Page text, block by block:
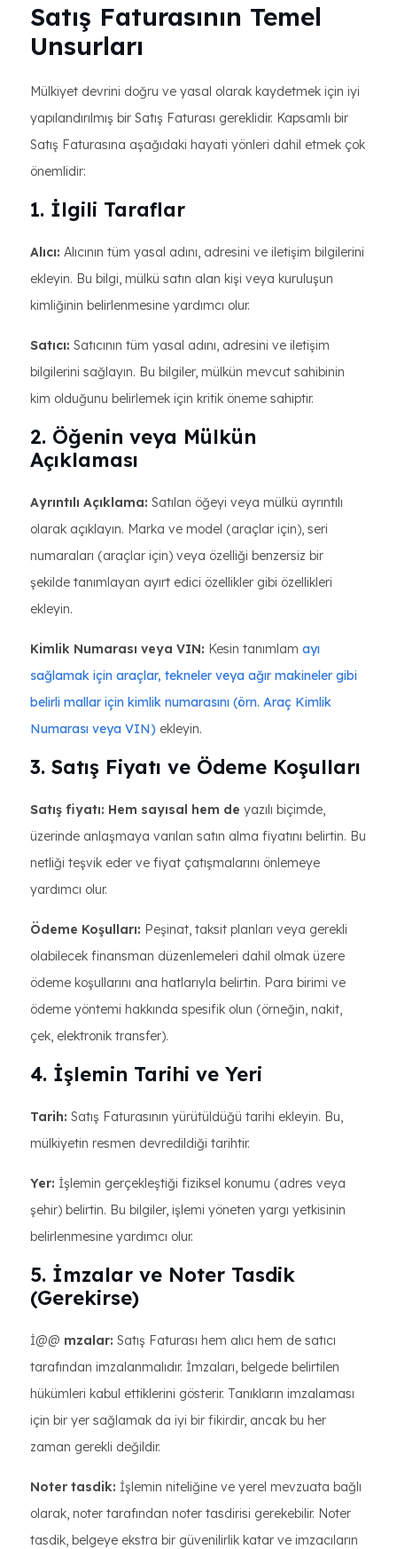
Satış Faturasının Temel
Unsurları
Mülkiyet devrini doğru ve yasal olarak kaydetmek için iyi
yapılandırılmış bir Satış Faturası gereklidir. Kapsamlı bir
Satış Faturasına aşağıdaki hayati yönleri dahil etmek çok
önemlidir:
1. İlgili Taraflar
Alıcı: Alıcının tüm yasal adını, adresini ve iletişim bilgilerini
ekleyin. Bu bilgi, mülkü satın alan kişi veya kuruluşun
kimliğinin belirlenmesine yardımcı olur.
Satıcı: Satıcının tüm yasal adını, adresini ve iletişim
bilgilerini sağlayın. Bu bilgiler, mülkün mevcut sahibinin
kim olduğunu belirlemek için kritik öneme sahiptir.
2. Öğenin veya Mülkün
Açıklaması
Ayrıntılı Açıklama: Satılan öğeyi veya mülkü ayrıntılı
olarak açıklayın. Marka ve model (araçlar için), seri
numaraları (araçlar için) veya özelliği benzersiz bir
şekilde tanımlayan ayırt edici özellikler gibi özellikleri
ekleyin.
Kimlik Numarası veya VIN: Kesin tanımlam ayı
sağlamak için araçlar, tekneler veya ağır makineler gibi
belirli mallar için kimlik numarasını (örn. Araç Kimlik
Numarası veya VIN) ekleyin.
3. Satış Fiyatı ve Ödeme Koşulları
Satış fiyatı: Hem sayısal hem de yazılı biçimde,
üzerinde anlaşmaya varılan satın alma fiyatını belirtin. Bu
netliği teşvik eder ve fiyat çatışmalarını önlemeye
yardımcı olur.
Ödeme Koşulları: Peşinat, taksit planları veya gerekli
olabilecek finansman düzenlemeleri dahil olmak üzere
ödeme koşullarını ana hatlarıyla belirtin. Para birimi ve
ödeme yöntemi hakkında spesifik olun (örneğin, nakit,
çek, elektronik transfer).
4. İşlemin Tarihi ve Yeri
Tarih: Satış Faturasının yürütüldüğü tarihi ekleyin. Bu,
mülkiyetin resmen devredildiği tarihtir.
Yer: İşlemin gerçekleştiği fiziksel konumu (adres veya
şehir) belirtin. Bu bilgiler, işlemi yöneten yargı yetkisinin
belirlenmesine yardımcı olur.
5. İmzalar ve Noter Tasdik
(Gerekirse)
İ@@ mzalar: Satış Faturası hem alıcı hem de satıcı
tarafından imzalanmalıdır. İmzaları, belgede belirtilen
hükümleri kabul ettiklerini gösterir. Tanıkların imzalaması
için bir yer sağlamak da iyi bir fikirdir, ancak bu her
zaman gerekli değildir.
Noter tasdik: İşlemin niteliğine ve yerel mevzuata bağlı
olarak, noter tarafından noter tasdirisi gerekebilir. Noter
tasdik, belgeye ekstra bir güvenilirlik katar ve imzacıların